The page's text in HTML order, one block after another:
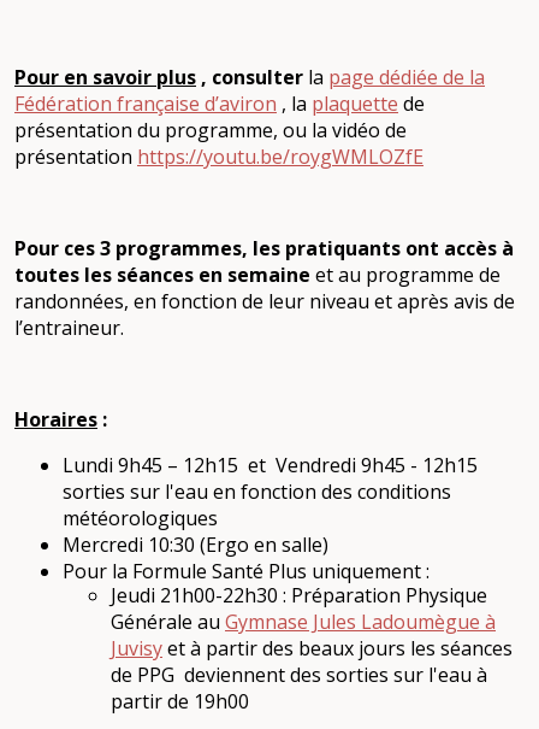
Pour en savoir plus , consulter la page dédiée de la
Fédération française d’aviron , la plaquette de
présentation du programme, ou la vidéo de
présentation https://youtu.be/roygWMLOZfE
Pour ces 3 programmes, les pratiquants ont accès à
toutes les séances en semaine et au programme de
randonnées, en fonction de leur niveau et après avis de
l’entraineur.
Horaires :
Lundi 9h45 – 12h15 et Vendredi 9h45 - 12h15
sorties sur l'eau en fonction des conditions
météorologiques
Mercredi 10:30 (Ergo en salle)
Pour la Formule Santé Plus uniquement :
Jeudi 21h00-22h30 : Préparation Physique
Générale au Gymnase Jules Ladoumègue à
Juvisyet à partir des beaux jours les séances
de PPG deviennent des sorties sur l'eau à
partir de 19h00